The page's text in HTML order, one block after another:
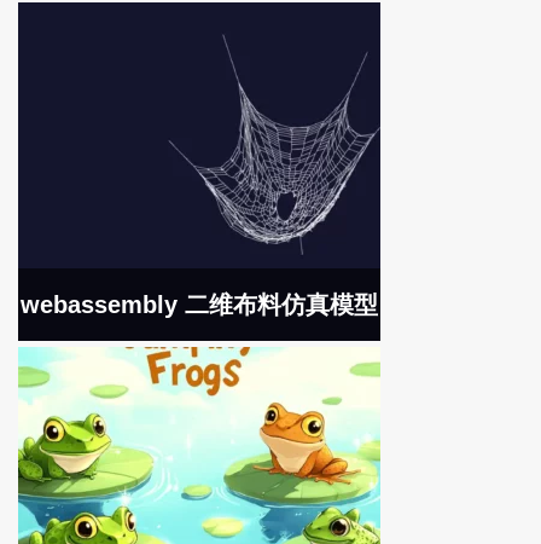
webassembly 二维布料仿真模型